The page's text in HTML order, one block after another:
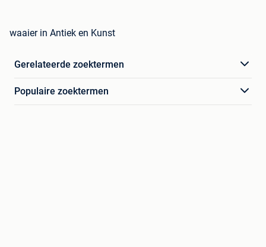
waaier in Antiek en Kunst
Gerelateerde zoektermen
Populaire zoektermen